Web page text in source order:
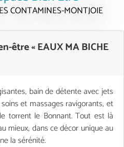
CONTAMINES-MONTJOIE
être « EAUX MA BICHE
bain de détente avec jets
et massages ravigorants, et
torrent le Bonnant. Tout est là
mieux, dans ce décor unique au
la sérénité.